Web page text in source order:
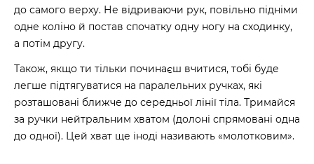
до самого верху. Не відриваючи рук, повільно підніми
одне коліно й постав спочатку одну ногу на сходинку,
а потім другу.
Також, якщо ти тільки починаєш вчитися, тобі буде
легше підтягуватися на паралельних ручках, які
розташовані ближче до середньої лінії тіла. Тримайся
за ручки нейтральним хватом (долоні спрямовані одна
до одної). Цей хват ще іноді називають «молотковим».